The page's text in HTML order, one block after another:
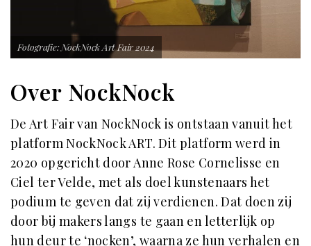
Fotografie: NockNock Art Fair 2024
Over NockNock
De Art Fair van NockNock is ontstaan vanuit het
platform NockNock ART. Dit platform werd in
2020 opgericht door Anne Rose Cornelisse en
Ciel ter Velde, met als doel kunstenaars het
podium te geven dat zij verdienen. Dat doen zij
door bij makers langs te gaan en letterlijk op
hun deur te ‘nocken’, waarna ze hun verhalen en